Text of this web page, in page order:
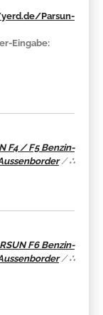
Parsun-
Eingabe:
F4 / F5 Benzin-
/∴
F6 Benzin-
/∴